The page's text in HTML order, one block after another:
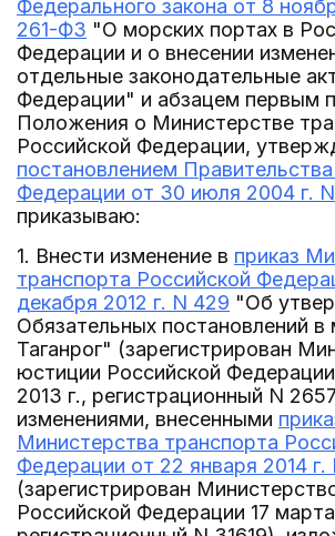
Федерального закона от 8
261-ФЗ "О морских портах в
Федерации и о внесении
отдельные законодательные
Федерации" и абзацем первым
Положения о Министерстве
Российской Федерации,
постановлением
Федерации от 30 июля 2004 г.
приказываю:
1. Внести изменение в приказ
транспорта Российской
декабря 2012 г. N 429 "Об
Обязательных постановлений
Таганрог" (зарегистрирован
юстиции Российской Федерации
2013 г., регистрационный N
изменениями, внесенными
Министерства транспорта
Федерации от 22 января 2014 г.
(зарегистрирован
Российской Федерации 17 марта